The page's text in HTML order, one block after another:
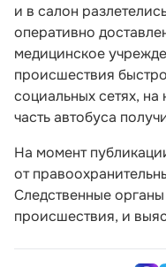
и в салон
оперативно
медицинское
происшествия
социальных сетях,
часть автобуса
На момент
от
Следственные
происшествия, и